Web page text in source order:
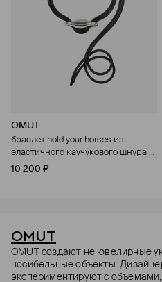
OMUT
браслет hold your horses из
эластичного каучукового шнура с
подвеской из бронзы с родиевым
10 200 ₽
OMUT
OMUT создают не ювелирные
носибельные объекты.
экспериментируют с